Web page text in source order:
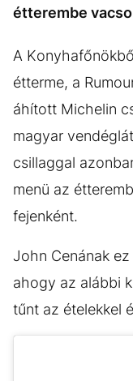
étterembe
A
étterme, a
áhított Michelin
magyar
csillaggal
menü az
fejenként.
John Cenának
ahogy az alábbi
tűnt az ételekkel